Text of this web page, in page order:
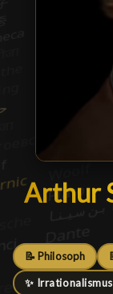
Arthur
Arthur
📝 Philosoph
✨ Irrationalismus